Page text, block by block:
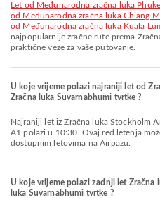
let od Međunarodna zračna luka
od Međunarodna zračna luka Chiang
od Međunarodna zračna luka Kuala
najpopularnije zračne rute prema
praktične veze za vaše putovanje.
U koje vrijeme polazi najraniji let od
Zračna luka Suvarnabhumi tvrtke ?
Najraniji let iz Zračna luka Stockholm Arlanda za Zračna luka Suvarnabhumi s
A1 polazi u 10:30. Ovaj red letenja
dostupnim letovima na Airpazu.
U koje vrijeme polazi zadnji let Zračna
luka Suvarnabhumi tvrtke ?